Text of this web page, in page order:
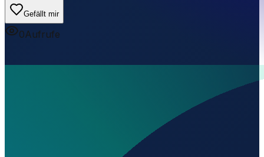
Gefällt mir
0Aufrufe